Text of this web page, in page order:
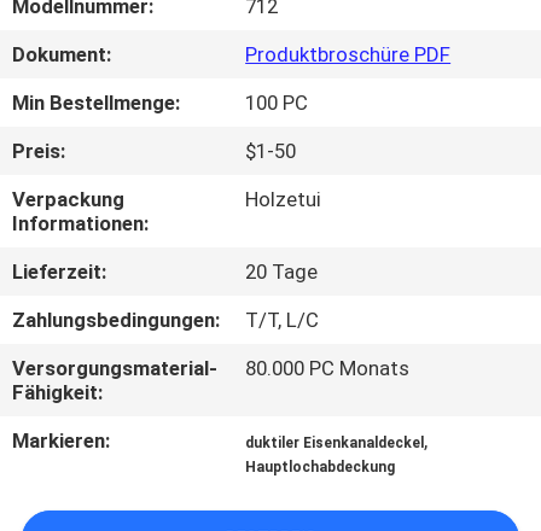
UNS
WERKSBESICHTIGUNG
QUALITÄTSKONTROLLE
MIT
UNS
NEUIGKEITEN
Modellnummer:
712
Dokument:
Produktbroschüre PDF
Min Bestellmenge:
100 PC
Preis:
$1-50
Verpackung
Informationen:
Holzetui
Lieferzeit:
20 Tage
Zahlungsbedingungen:
T/T, L/C
Versorgungsmaterial-
Fähigkeit:
80.000 PC Monats
Markieren: duktiler Eisenkanaldeckel ,
Hauptlochabdeckung